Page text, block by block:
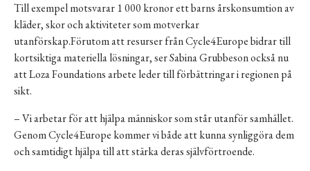
Till exempel motsvarar 1 000 kronor ett barns årskonsumtion av
kläder, skor och aktiviteter som motverkar
utanförskap.Förutom att resurser från Cycle4Europe bidrar till
kortsiktiga materiella lösningar, ser Sabina Grubbeson också nu
att Loza Foundations arbete leder till förbättringar i regionen på
sikt.
– Vi arbetar för att hjälpa människor som står utanför samhället.
Genom Cycle4Europe kommer vi både att kunna synliggöra dem
och samtidigt hjälpa till att stärka deras självförtroende.